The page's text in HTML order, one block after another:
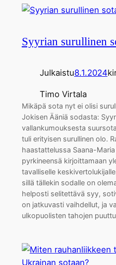
Syyrian surullinen
Julkaistu8.1.2024
Timo Virtala
Mikäpä sota nyt ei olisi
Jokisen Ääniä sodasta:
vallankumouksesta
tuli erityisen surullinen olo.
haastattelussa Saana-
pyrkineensä kirjoittamaan
tavalliselle
sillä tällekin sodalle on
helposti selitettävä syy,
on jatkuvasti vaihdellut, ja
ulkopuolisten tahojen